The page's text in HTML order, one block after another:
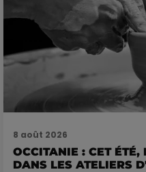
8 août 2026
OCCITANIE : CET
DANS LES ATELIERS